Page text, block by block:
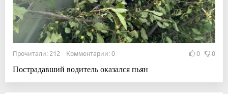
Прочитали: 212 Комментарии: 0 0 0
Пострадавший водитель оказался пьян